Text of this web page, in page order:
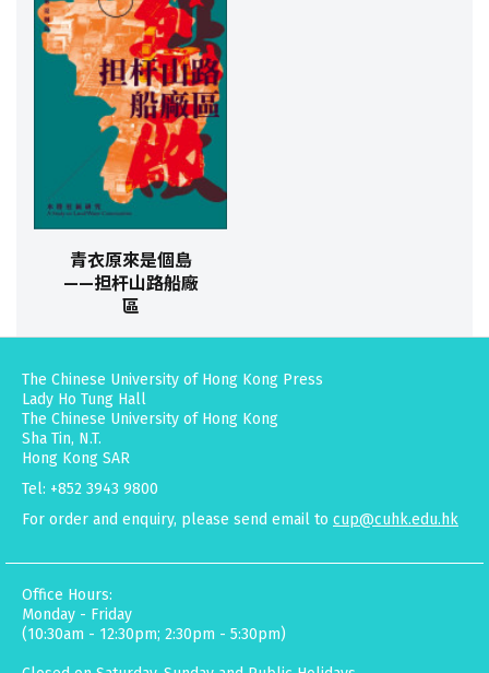
青衣原來是個島
——担杆山路船廠
區
The Chinese University of Hong Kong Press
Lady Ho Tung Hall
The Chinese University of Hong Kong
Sha Tin, N.T.
Hong Kong SAR
Tel: +852 3943 9800
For order and enquiry, please send email to cup@cuhk.edu.hk
Office Hours:
Monday - Friday
(10:30am - 12:30pm; 2:30pm - 5:30pm)